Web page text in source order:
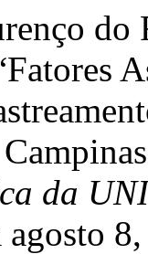
do
da
agosto